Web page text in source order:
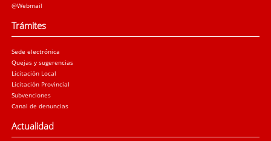
@Webmail
Trámites
Sede electrónica
Quejas y sugerencias
Licitación Local
Licitación Provincial
Subvenciones
Canal de denuncias
Actualidad